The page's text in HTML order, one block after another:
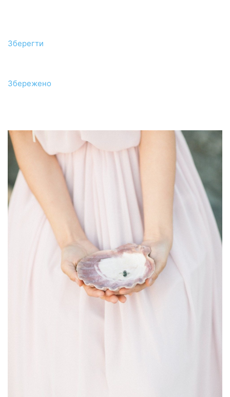
Зберегти
Збережено